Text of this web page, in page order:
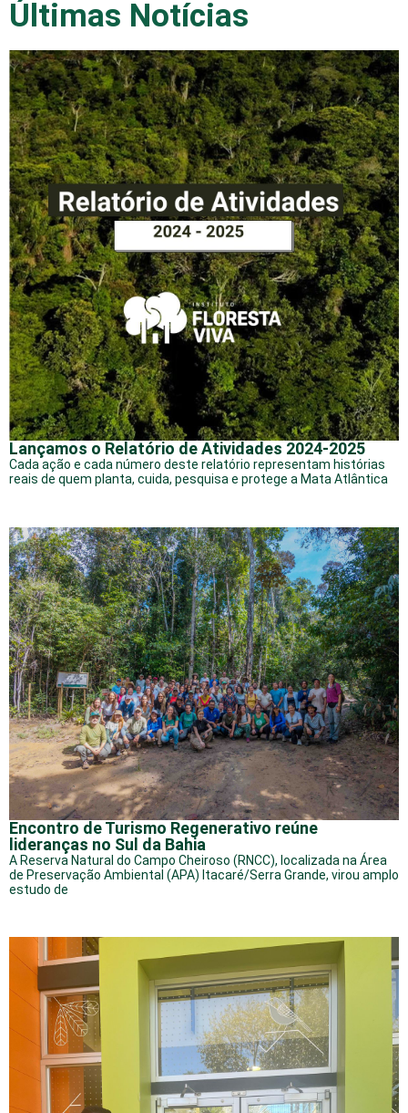
Últimas Notícias
Lançamos o Relatório de Atividades 2024-2025
Cada ação e cada número deste relatório representam histórias
reais de quem planta, cuida, pesquisa e protege a Mata Atlântica
Encontro de Turismo Regenerativo reúne
lideranças no Sul da Bahia
A Reserva Natural do Campo Cheiroso (RNCC), localizada na Área
de Preservação Ambiental (APA) Itacaré/Serra Grande, virou amplo
estudo de